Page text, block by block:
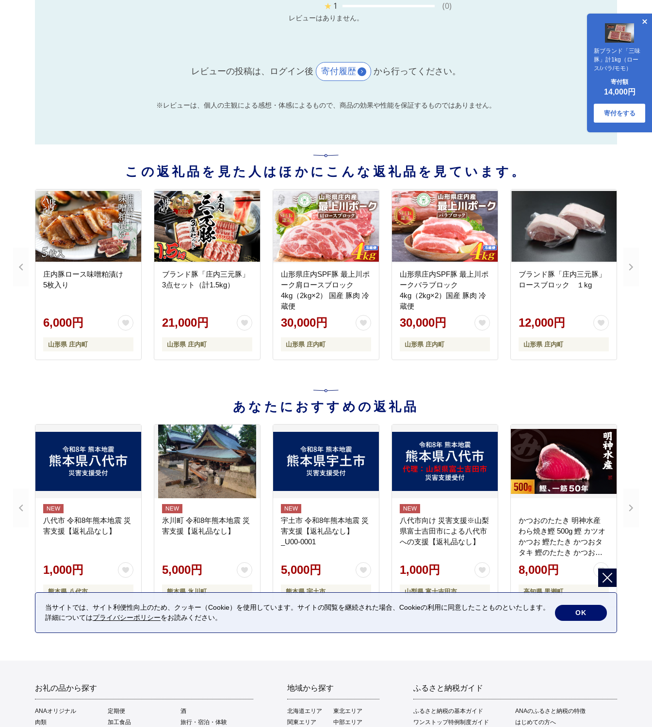
新ブランド「三味
豚」計1kg（ロー
ス/バラ/モモ）
寄付額
14,000円
寄付をする
★ 1 (0)
レビューはありません。
レビューの投稿は、ログイン後 寄付履歴 から行ってください。
※レビューは、個人の主観による感想・体感によるもので、商品の効果や性能を保証するものではありません。
この返礼品を見た人はほかにこんな返礼品を見ています。
庄内豚ロース味噌粕漬け
5枚入り
6,000円
山形県 庄内町
ブランド豚「庄内三元豚」
3点セット（計1.5kg）
21,000円
山形県 庄内町
山形県庄内SPF豚 最上川ポ
ーク肩ロースブロック
4kg（2kg×2） 国産 豚肉 冷
蔵便
30,000円
山形県 庄内町
山形県庄内SPF豚 最上川ポ
ークバラブロック
4kg（2kg×2）国産 豚肉 冷
蔵便
30,000円
山形県 庄内町
ブランド豚「庄内三元豚」
ロースブロック １kg
12,000円
山形県 庄内町
あなたにおすすめの返礼品
八代市 令和8年熊本地震 災
害支援【返礼品なし】
1,000円
熊本県 八代市
氷川町 令和8年熊本地震 災
害支援【返礼品なし】
5,000円
熊本県 氷川町
宇土市 令和8年熊本地震 災
害支援【返礼品なし】
_U00-0001
5,000円
熊本県 宇土市
八代市向け 災害支援※山梨
県富士吉田市による八代市
への支援【返礼品なし】
1,000円
山梨県 富士吉田市
かつおのたたき 明神水産
わら焼き鰹 500g 鰹 カツオ
かつお 鰹たたき かつおタ
タキ 鰹のたたき かつおの
タタキ 藁焼き わら焼き 魚
さかな 海鮮 刺身 お刺身 冷
凍 ご家庭用 グルメ 特産品
ご当地 本場 高知 黒潮町 ギ
フト 贈答品 人気 返礼品 ふ
るさと納税 魚介類 高知県
8,000円
高知県 黒潮町
お礼の品から探す
ANAオリジナル 定期便
酒
肉類
加工食品 旅行・宿泊・体験
地域から探す
北海道エリア
東北エリア
関東エリア
中部エリア
ふるさと納税ガイド
ふるさと納税の基本ガイド
ANAのふるさと納税の特徴
ワンストップ特例制度ガイド
はじめての方へ
当サイトでは、サイト利便性向上のため、クッキー（Cookie）を使用しています。サイトの閲覧を継続された場合、Cookieの利用に同意したことものといたします。
詳細についてはプライバシーポリシーをお読みください。
OK